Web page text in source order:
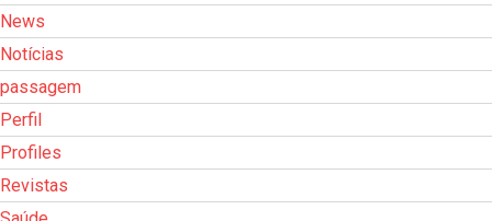
News
Notícias
passagem
Perfil
Profiles
Revistas